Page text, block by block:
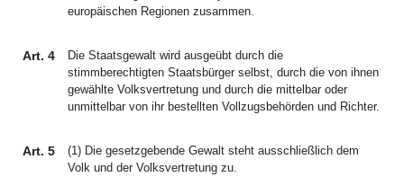
europäischen Regionen zusammen.
Art. 4
Die Staatsgewalt wird ausgeübt durch die
stimmberechtigten Staatsbürger selbst, durch die von ihnen
gewählte Volksvertretung und durch die mittelbar oder
unmittelbar von ihr bestellten Vollzugsbehörden und Richter.
Art. 5
(1) Die gesetzgebende Gewalt steht ausschließlich dem
Volk und der Volksvertretung zu.